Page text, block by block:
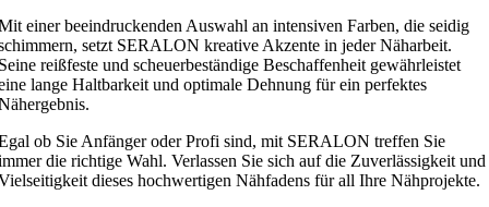
einer beeindruckenden Auswahl an intensiven Farben, die seidig
setzt SERALON kreative Akzente in jeder Näharbeit.
reißfeste und scheuerbeständige Beschaffenheit gewährleistet
lange Haltbarkeit und optimale Dehnung für ein perfektes
ob Sie Anfänger oder Profi sind, mit SERALON treffen Sie
die richtige Wahl. Verlassen Sie sich auf die Zuverlässigkeit und
dieses hochwertigen Nähfadens für all Ihre Nähprojekte.